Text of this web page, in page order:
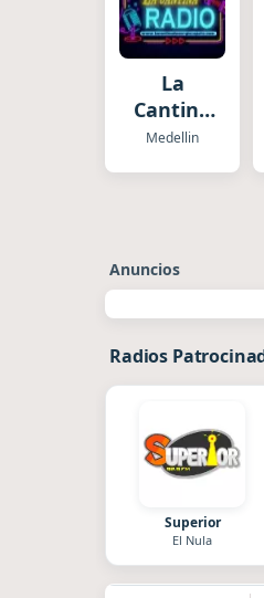
La
Cantina
Radio
Medellin
Anuncios
Radios
Superior
El Nula